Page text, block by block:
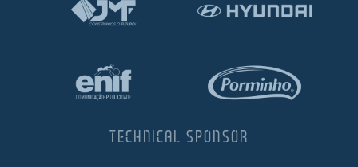
TECHNICAL SPONSOR